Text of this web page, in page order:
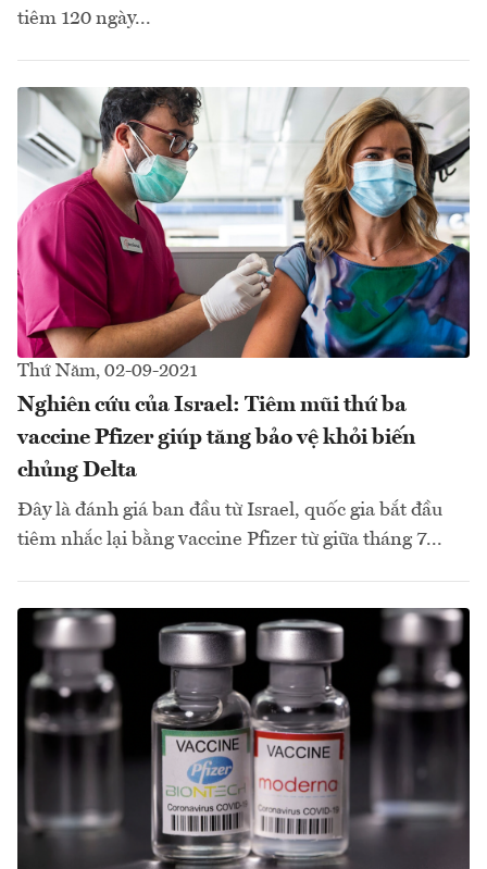
tiêm 120 ngày...
Thứ Năm, 02-09-2021
Nghiên cứu của Israel: Tiêm mũi thứ ba
vaccine Pfizer giúp tăng bảo vệ khỏi biến
chủng Delta
Đây là đánh giá ban đầu từ Israel, quốc gia bắt đầu
tiêm nhắc lại bằng vaccine Pfizer từ giữa tháng 7...